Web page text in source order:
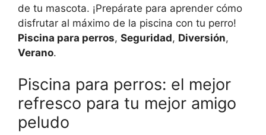
de tu mascota. ¡Prepárate para aprender cómo
disfrutar al máximo de la piscina con tu perro!
Piscina para perros, Seguridad, Diversión,
Verano.
Piscina para perros: el mejor
refresco para tu mejor amigo
peludo